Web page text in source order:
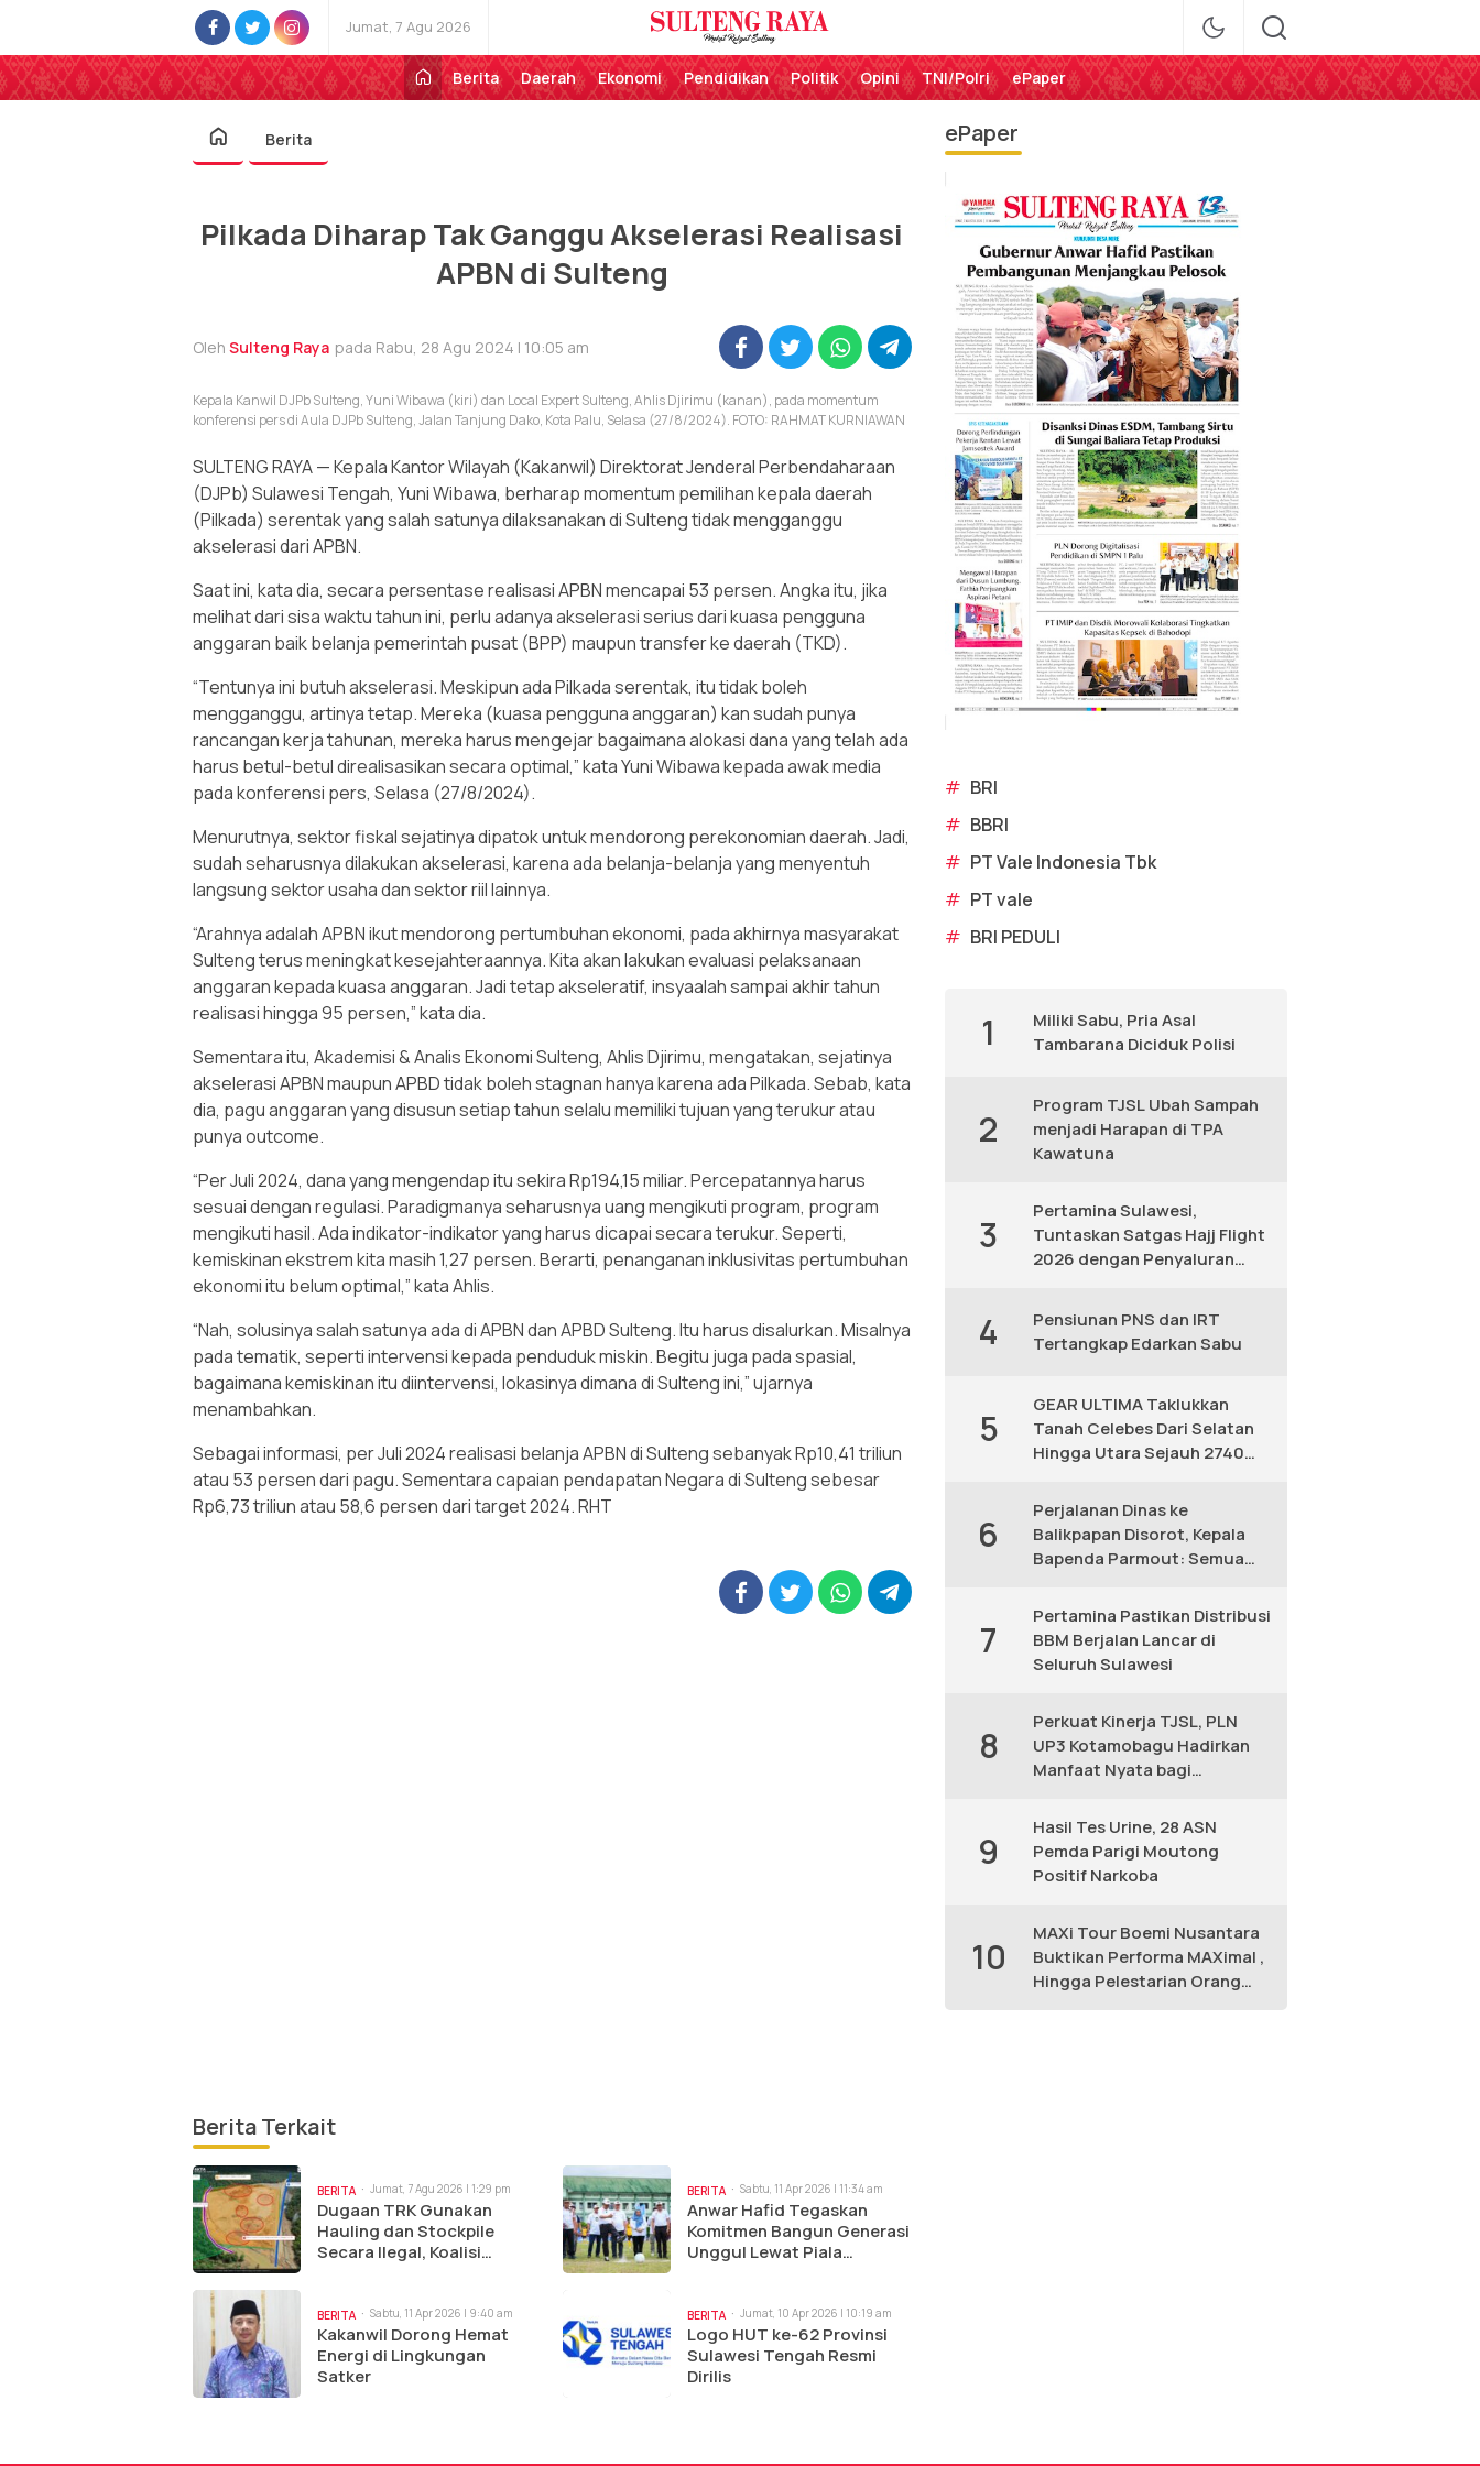
Jumat, 7 Agu 2026
Sulteng Raya
Perekat Rakyat Sulteng
Berita
Daerah Ekonomi Pendidikan Politik Opini TNI/Polri ePaper
Berita
Pilkada Diharap Tak Ganggu Akselerasi Realisasi
APBN di Sulteng
Oleh Sulteng Raya pada Rabu, 28 Agu 2024 | 10:05 am
Kepala Kanwil DJPb Sulteng, Yuni Wibawa (kiri) dan Local Expert Sulteng, Ahlis Djirimu (kanan), pada momentum
konferensi pers di Aula DJPb Sulteng, Jalan Tanjung Dako, Kota Palu, Selasa (27/8/2024). FOTO: RAHMAT KURNIAWAN
SULTENG RAYA — Kepala Kantor Wilayah (Kakanwil) Direktorat Jenderal Perbendaharaan
(DJPb) Sulawesi Tengah, Yuni Wibawa, berharap momentum pemilihan kepala daerah
(Pilkada) serentak yang salah satunya dilaksanakan di Sulteng tidak mengganggu
akselerasi dari APBN.
Saat ini, kata dia, secara persentase realisasi APBN mencapai 53 persen. Angka itu, jika
melihat dari sisa waktu tahun ini, perlu adanya akselerasi serius dari kuasa pengguna
anggaran baik belanja pemerintah pusat (BPP) maupun transfer ke daerah (TKD).
“Tentunya ini butuh akselerasi. Meskipun ada Pilkada serentak, itu tidak boleh
mengganggu, artinya tetap. Mereka (kuasa pengguna anggaran) kan sudah punya
rancangan kerja tahunan, mereka harus mengejar bagaimana alokasi dana yang telah ada
harus betul-betul direalisasikan secara optimal,” kata Yuni Wibawa kepada awak media
pada konferensi pers, Selasa (27/8/2024).
Menurutnya, sektor fiskal sejatinya dipatok untuk mendorong perekonomian daerah. Jadi,
sudah seharusnya dilakukan akselerasi, karena ada belanja-belanja yang menyentuh
langsung sektor usaha dan sektor riil lainnya.
“Arahnya adalah APBN ikut mendorong pertumbuhan ekonomi, pada akhirnya masyarakat
Sulteng terus meningkat kesejahteraannya. Kita akan lakukan evaluasi pelaksanaan
anggaran kepada kuasa anggaran. Jadi tetap akseleratif, insyaalah sampai akhir tahun
realisasi hingga 95 persen,” kata dia.
Sementara itu, Akademisi & Analis Ekonomi Sulteng, Ahlis Djirimu, mengatakan, sejatinya
akselerasi APBN maupun APBD tidak boleh stagnan hanya karena ada Pilkada. Sebab, kata
dia, pagu anggaran yang disusun setiap tahun selalu memiliki tujuan yang terukur atau
punya outcome.
“Per Juli 2024, dana yang mengendap itu sekira Rp194,15 miliar. Percepatannya harus
sesuai dengan regulasi. Paradigmanya seharusnya uang mengikuti program, program
mengikuti hasil. Ada indikator-indikator yang harus dicapai secara terukur. Seperti,
kemiskinan ekstrem kita masih 1,27 persen. Berarti, penanganan inklusivitas pertumbuhan
ekonomi itu belum optimal,” kata Ahlis.
“Nah, solusinya salah satunya ada di APBN dan APBD Sulteng. Itu harus disalurkan. Misalnya
pada tematik, seperti intervensi kepada penduduk miskin. Begitu juga pada spasial,
bagaimana kemiskinan itu diintervensi, lokasinya dimana di Sulteng ini,” ujarnya
menambahkan.
Sebagai informasi, per Juli 2024 realisasi belanja APBN di Sulteng sebanyak Rp10,41 triliun
atau 53 persen dari pagu. Sementara capaian pendapatan Negara di Sulteng sebesar
Rp6,73 triliun atau 58,6 persen dari target 2024. RHT
Berita Terkait
BERITA Jumat, 7 Agu 2026 | 1:29 pm
Dugaan TRK Gunakan
Hauling dan Stockpile
Secara Ilegal, Koalisi
Peta IUP
BERITA Sabtu, 11 Apr 2026 | 11:34 am
‎Anwar Hafid Tegaskan
Komitmen Bangun Generasi
Unggul Lewat Piala
BERITA Sabtu, 11 Apr 2026 | 9:40 am
Kakanwil Dorong Hemat
Energi di Lingkungan
Satker
BERITA Jumat, 10 Apr 2026 | 10:19 am
Logo HUT ke-62 Provinsi
Sulawesi Tengah Resmi
Dirilis
ePaper
# BRI
# BBRI
# PT Vale Indonesia Tbk
# PT vale
# BRI PEDULI
1
Miliki Sabu, Pria Asal
Tambarana Diciduk Polisi
2
Program TJSL Ubah Sampah
menjadi Harapan di TPA
Kawatuna
3
Pertamina Sulawesi,
Tuntaskan Satgas Hajj Flight
2026 dengan Penyaluran
4
Pensiunan PNS dan IRT
Tertangkap Edarkan Sabu
5
GEAR ULTIMA Taklukkan
Tanah Celebes Dari Selatan
Hingga Utara Sejauh 2740
6
Perjalanan Dinas ke
Balikpapan Disorot, Kepala
Bapenda Parmout: Semua
7
Pertamina Pastikan Distribusi
BBM Berjalan Lancar di
Seluruh Sulawesi
8
Perkuat Kinerja TJSL, PLN
UP3 Kotamobagu Hadirkan
Manfaat Nyata bagi
9
Hasil Tes Urine, 28 ASN
Pemda Parigi Moutong
Positif Narkoba
10
MAXi Tour Boemi Nusantara
Buktikan Performa MAXimal ,
Hingga Pelestarian Orang